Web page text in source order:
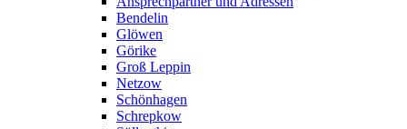
Bendelin
Glöwen
Görike
Groß Leppin
Netzow
Schönhagen
Schrepkow